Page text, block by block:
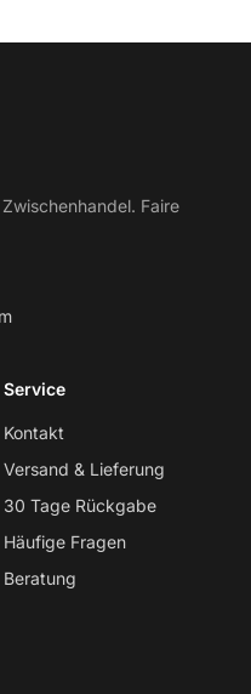
Faire
Service
Kontakt
Versand & Lieferung
30 Tage Rückgabe
Häufige Fragen
Beratung